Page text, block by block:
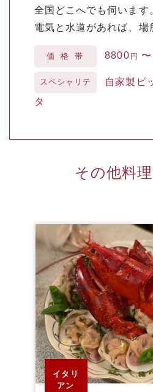
全国どこへでも伺います
電気と水道があれば、場
価格帯 8800 円 〜
スペシャリテ
自家製ピ
タ
その他料
イタリ
アン